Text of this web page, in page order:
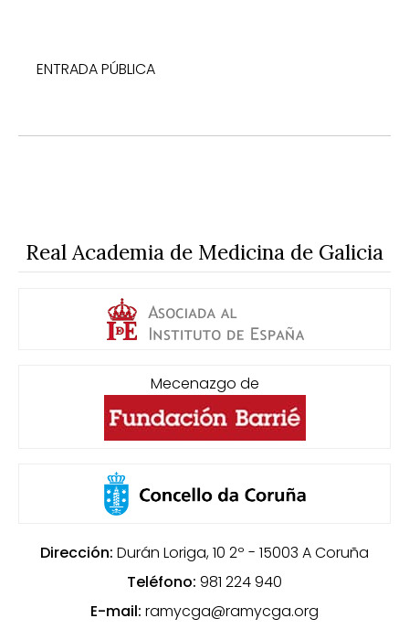
ENTRADA PÚBLICA
Real Academia de Medicina de Galicia
Mecenazgo de
Dirección: Durán Loriga, 10 2º - 15003 A Coruña
Teléfono: 981 224 940
E-mail: ramycga@ramycga.org